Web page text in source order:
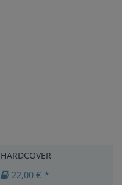
HARDCOVER
22,00 € *